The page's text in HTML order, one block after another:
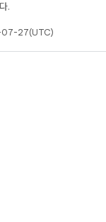
.
07-27(UTC)